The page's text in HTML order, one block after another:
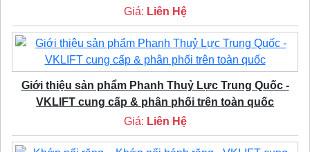
Giá: Liên Hệ
Giới thiệu sản phẩm Phanh Thuỷ Lực Trung Quốc -
VKLIFT cung cấp & phân phối trên toàn quốc
Giá: Liên Hệ